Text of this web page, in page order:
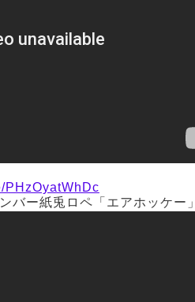
PHzOyatWhDc
バー紙兎ロペ「エアホッケー」